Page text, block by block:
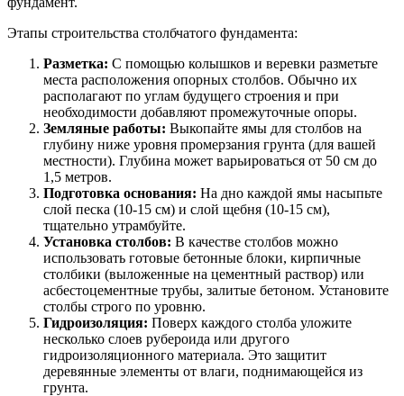
Этапы строительства столбчатого фундамента:
Разметка: С помощью колышков и веревки разметьте
места расположения опорных столбов. Обычно их
располагают по углам будущего строения и при
необходимости добавляют промежуточные опоры.
Земляные работы: Выкопайте ямы для столбов на
глубину ниже уровня промерзания грунта (для вашей
местности). Глубина может варьироваться от 50 см до
1,5 метров.
Подготовка основания: На дно каждой ямы насыпьте
слой песка (10-15 см) и слой щебня (10-15 см),
тщательно утрамбуйте.
Установка столбов: В качестве столбов можно
использовать готовые бетонные блоки, кирпичные
столбики (выложенные на цементный раствор) или
асбестоцементные трубы, залитые бетоном. Установите
столбы строго по уровню.
Гидроизоляция: Поверх каждого столба уложите
несколько слоев рубероида или другого
гидроизоляционного материала. Это защитит
деревянные элементы от влаги, поднимающейся из
грунта.